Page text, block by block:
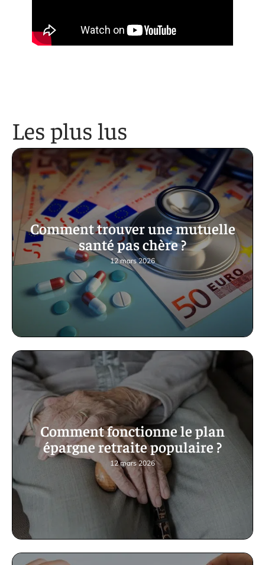
Les plus lus
Comment trouver une mutuelle
santé pas chère ?
12 mars 2026
Comment fonctionne le plan
épargne retraite populaire ?
12 mars 2026